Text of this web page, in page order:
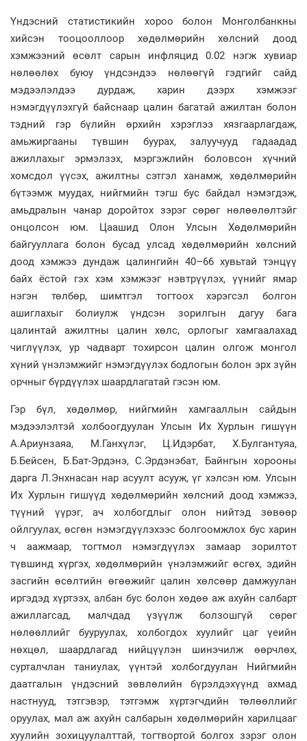
Үндэсний статистикийн хороо болон Монголбанкны
хийсэн тооцооллоор хөдөлмөрийн хөлсний доод
хэмжээний өсөлт сарын инфляцид 0.02 нэгж хувиар
нөлөөлөх буюу үндсэндээ нөлөөгүй гэдгийг сайд
мэдээлэлдээ дурдаж, харин дээрх хэмжээг
нэмэгдүүлэхгүй байснаар цалин багатай ажилтан болон
тэдний гэр бүлийн өрхийн хэрэглээ хязгаарлагдаж,
амьжиргааны түвшин буурах, залуучууд гадаадад
ажиллахыг эрмэлзэх, мэргэжлийн боловсон хүчний
хомсдол үүсэх, ажилтны сэтгэл ханамж, хөдөлмөрийн
бүтээмж муудах, нийгмийн тэгш бус байдал нэмэгдэж,
амьдралын чанар доройтох зэрэг сөрөг нөлөөлөлтэйг
онцолсон юм. Цаашид Олон Улсын Хөдөлмөрийн
байгууллага болон бусад улсад хөдөлмөрийн хөлсний
доод хэмжээ дундаж цалингийн 40–66 хувьтай тэнцүү
байх ёстой гэх хэм хэмжээг нэвтрүүлэх, үүнийг ямар
нэгэн төлбөр, шимтгэл тогтоох хэрэгсэл болгон
ашиглахыг болиулж үндсэн зорилгын дагуу бага
цалинтай ажилтны цалин хөлс, орлогыг хамгаалахад
чиглүүлэх, ур чадварт тохирсон цалин олгож монгол
хүний үнэлэмжийг нэмэгдүүлэх бодлогын болон эрх зүйн
орчныг бүрдүүлэх шаардлагатай гэсэн юм.
Гэр бүл, хөдөлмөр, нийгмийн хамгааллын сайдын
мэдээлэлтэй холбоогдуулан Улсын Их Хурлын гишүүн
А.Ариунзаяа, М.Ганхүлэг, Ц.Идэрбат, Х.Булгантуяа,
Б.Бейсен, Б.Бат-Эрдэнэ, С.Эрдэнэбат, Байнгын хорооны
дарга Л.Энхнасан нар асуулт асууж, үг хэлсэн юм. Улсын
Их Хурлын гишүүд хөдөлмөрийн хөлсний доод хэмжээ,
түүний үүрэг, ач холбогдлыг олон нийтэд зөвөөр
ойлгуулах, өсгөн нэмэгдүүлэхээс болгоомжлох бус харин
ч аажмаар, тогтмол нэмэгдүүлэх замаар зорилтот
түвшинд хүргэх, хөдөлмөрийн үнэлэмжийг өсгөх, эдийн
засгийн өсөлтийн өгөөжийг цалин хөлсөөр дамжуулан
иргэдэд хүртээх, албан бус болон хөдөө аж ахуйн салбарт
ажиллагсад, малчдад үзүүлж болзошгүй сөрөг
нөлөөллийг бууруулах, холбогдох хуулийг цаг үеийн
нөхцөл, шаардлагад нийцүүлэн шинэчилж өөрчлөх,
сурталчлан таниулах, үүнтэй холбогдуулан Нийгмийн
даатгалын үндэсний зөвлөлийн бүрэлдэхүүнд ахмад
настнууд, тэтгэвэр, тэтгэмж хүртэгчдийн төлөөллийг
оруулах, мал аж ахуйн салбарын хөдөлмөрийн харилцааг
хуулийн зохицуулалттай, тогтвортой болгох зэрэг олон